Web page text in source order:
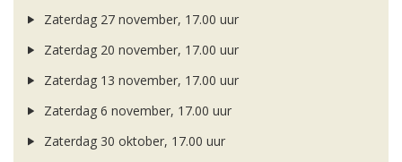
Zaterdag 27 november, 17.00 uur
Zaterdag 20 november, 17.00 uur
Zaterdag 13 november, 17.00 uur
Zaterdag 6 november, 17.00 uur
Zaterdag 30 oktober, 17.00 uur